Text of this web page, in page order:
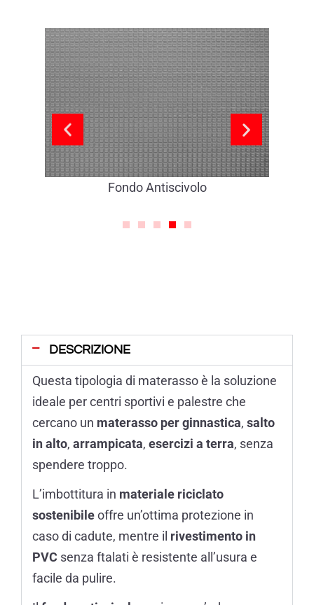
Fondo Antiscivolo
DESCRIZIONE
Questa tipologia di materasso è la soluzione
ideale per centri sportivi e palestre che
cercano un materasso per ginnastica, salto
in alto, arrampicata, esercizi a terra, senza
spendere troppo.
L’imbottitura in materiale riciclato
sostenibileoffre un’ottima protezione in
caso di cadute, mentre il rivestimento in
PVC senza ftalati è resistente all’usura e
facile da pulire.